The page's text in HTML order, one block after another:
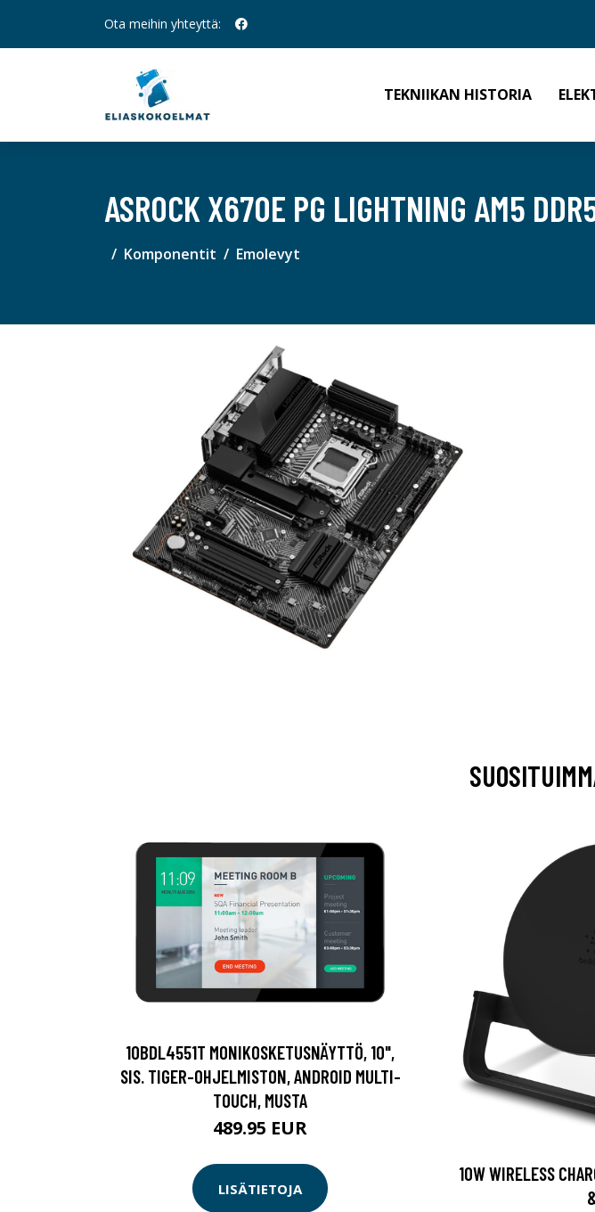
Ota meihin yhteyttä:
TEKNIIKAN HISTORIA
ASROCK X670E PG LIGHTNING AM5
Komponentit Emolevyt
10BDL4551T MONIKOSKETUSNÄYTTÖ, 10",
SIS. TIGER-OHJELMISTON, ANDROID MULTI-
TOUCH, MUSTA
489.95 EUR
LISÄTIETOJA
10W WIRELESS